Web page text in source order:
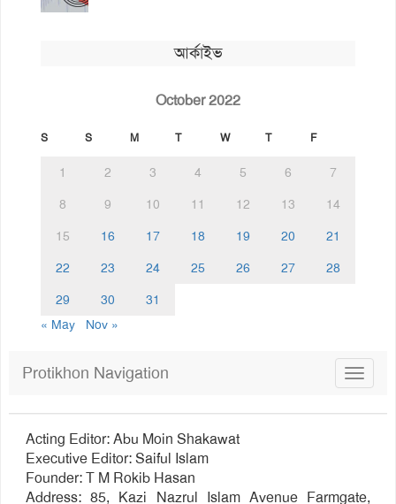
আর্কাইভ
October 2022
S S M T W T F
1 2 3 4 5 6
7
8
9 10 11 12 13
14
15
16 17 18 19 20
21
22
23 24 25 26 27
28
29
30
31
« May
Nov »
Toggle
Protikhon Navigation
Acting Editor: Abu Moin Shakawat
Executive Editor: Saiful Islam
Founder: T M Rokib Hasan
Address: 85, Kazi Nazrul Islam Avenue Farmgate,